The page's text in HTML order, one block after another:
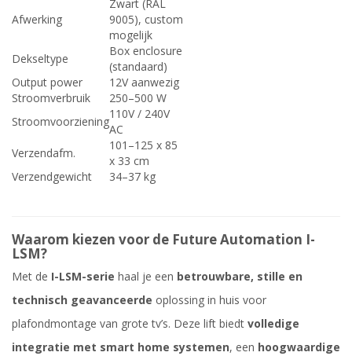
Afwerking
Zwart (RAL
9005), custom
mogelijk
Dekseltype
Box enclosure
(standaard)
Output power
12V aanwezig
Stroomverbruik
250–500 W
Stroomvoorziening
110V / 240V
AC
Verzendafm.
101–125 x 85
x 33 cm
Verzendgewicht
34–37 kg
Waarom kiezen voor de Future Automation I-
LSM?
Met de I-LSM-serie haal je een betrouwbare, stille en
technisch geavanceerde oplossing in huis voor
plafondmontage van grote tv’s. Deze lift biedt volledige
integratie met smart home systemen, een hoogwaardige